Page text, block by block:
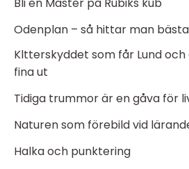
Odenplan – så hittar man
Kltterskyddet som får Lund
fina ut
Tidiga trummor är en gåva för
Naturen som förebild vid
Halka och punktering